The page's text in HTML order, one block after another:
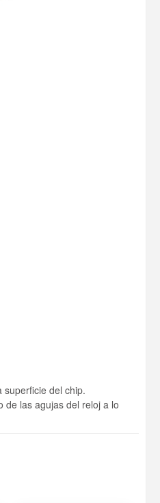
superficie del chip.
de las agujas del reloj a lo